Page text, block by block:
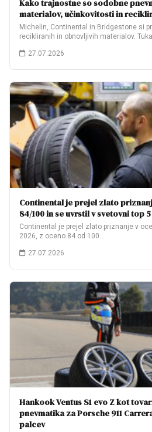
Kako trajnostne so sodobne
materialov, učinkovitosti in
Michelin, Continental in Bridgestone si
recikliranih in obnovljivih materialov.
27.07.2026
Continental je prejel zlato
84/100 in se uvrstil v svetovni top 5
Continental je prejel zlato priznanje v
2026, z oceno 84 od 100…
27.07.2026
Hankook Ventus S1 evo Z kot
pnevmatika za Porsche 911
palcev